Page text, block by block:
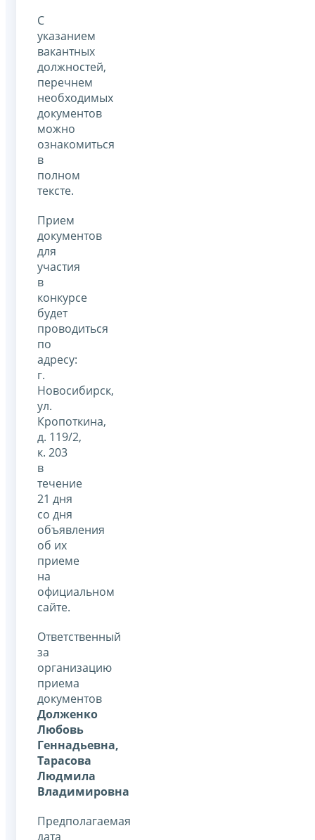
С
указанием
вакантных
должностей,
перечнем
необходимых
документов
можно
ознакомиться
в
полном
тексте.
Прием
документов
для
участия
в
конкурсе
будет
проводиться
по
адресу:
г.
Новосибирск,
ул.
Кропоткина,
д. 119/2,
к. 203
в
течение
21 дня
со дня
объявления
об их
приеме
на
официальном
сайте.
Ответственный
за
организацию
приема
документов
Долженко
Любовь
Геннадьевна,
Тарасова
Людмила
Владимировна
Предполагаемая
дата